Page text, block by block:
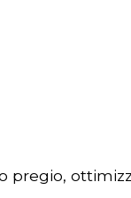
pregio,